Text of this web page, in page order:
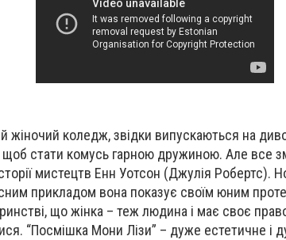
жіночий коледж, звідки випускаються на
щоб стати комусь гарною дружиною. Але все
мистецтв Енн Уотсон (Джулія Робертс).
прикладом вона показує своїм юним
що жінка – теж людина і має своє
“Посмішка Мони Лізи” – дуже естетичне і